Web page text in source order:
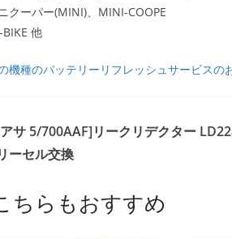
クーパー(MINI)、MINI-COOPE
BIKE 他
機種のバッテリーリフレッシュサービスの
サ 5/700AAF]リークリデクター
ーセル交換
ちらもおすすめ